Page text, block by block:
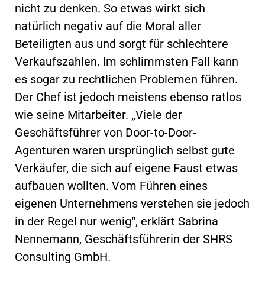
nicht zu denken. So etwas wirkt sich
natürlich negativ auf die Moral aller
Beteiligten aus und sorgt für schlechtere
Verkaufszahlen. Im schlimmsten Fall kann
es sogar zu rechtlichen Problemen führen.
Der Chef ist jedoch meistens ebenso ratlos
wie seine Mitarbeiter. „Viele der
Geschäftsführer von Door-to-Door-
Agenturen waren ursprünglich selbst gute
Verkäufer, die sich auf eigene Faust etwas
aufbauen wollten. Vom Führen eines
eigenen Unternehmens verstehen sie jedoch
in der Regel nur wenig“, erklärt Sabrina
Nennemann, Geschäftsführerin der SHRS
Consulting GmbH.